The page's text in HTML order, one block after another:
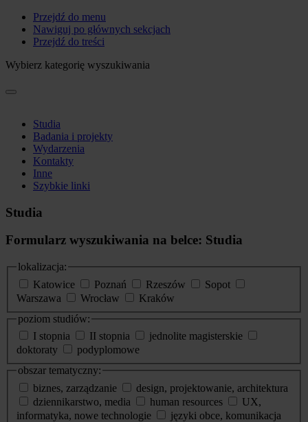
Przejdź do menu
Nawiguj po głównych sekcjach
Przejdź do treści
Wybierz kategorię wyszukiwania
Studia
Badania i projekty
Wydarzenia
Kontakty
Inne
Szybkie linki
Studia
Formularz wyszukiwania na belce: Studia
lokalizacja:
Katowice
Poznań Rzeszów
Sopot
Warszawa
Wrocław
Kraków
poziom studiów:
I stopnia
II stopnia
jednolite magisterskie
doktoraty
podyplomowe
obszar tematyczny:
biznes, zarządzanie
design, projektowanie, architektura
dziennikarstwo, media
human resources
UX,
informatyka, nowe technologie
języki obce, komunikacja